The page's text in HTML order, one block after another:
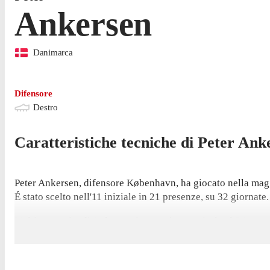
Ankersen
Danimarca
Difensore
Destro
Caratteristiche tecniche di Peter
Peter Ankersen, difensore København, ha giocato nella
É stato scelto nell'11 iniziale in 21 presenze, su 32 giornate.
L'ultima partita di Ankersen in campionato risale al 24